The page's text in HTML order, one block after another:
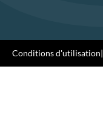
Conditions d'utilisation|